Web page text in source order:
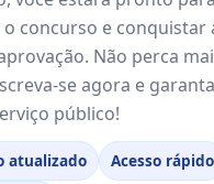
concurso e conquistar
Não perca
se agora e
público!
atualizado
Acesso rápido